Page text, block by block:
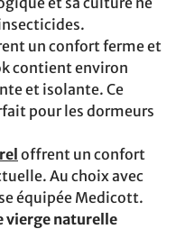
un confort ferme et
contient environ
et isolante. Ce
pour les dormeurs
offrent un confort
Au choix avec
équipée Medicott.
vierge naturelle